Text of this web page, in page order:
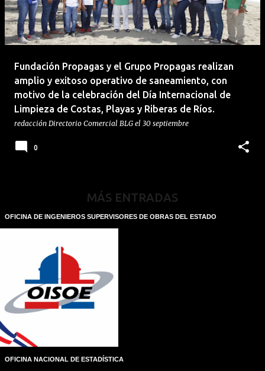
Fundación Propagas y el Grupo Propagas realizan
amplio y exitoso operativo de saneamiento, con
motivo de la celebración del Día Internacional de
Limpieza de Costas, Playas y Riberas de Ríos.
redacción Directorio Comercial BLG el 30 septiembre
0
MÁS ENTRADAS
OFICINA DE INGENIEROS SUPERVISORES DE OBRAS DEL ESTADO
OFICINA NACIONAL DE ESTADÍSTICA